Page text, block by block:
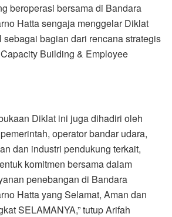
beroperasi bersama di Bandara
Hatta sengaja menggelar Diklat
sebagai bagian dari rencana strategis
Building & Employee
Diklat ini juga dihadiri oleh
operator bandar udara,
dan industri pendukung terkait,
komitmen bersama dalam
penebangan di Bandara
Hatta yang Selamat, Aman dan
SELAMANYA,” tutup Arifah